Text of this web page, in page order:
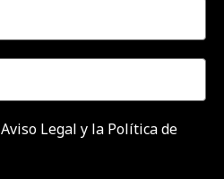
Aviso Legal y la Política de